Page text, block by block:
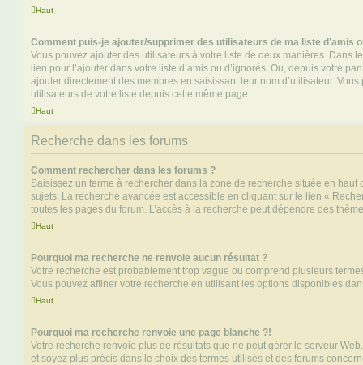
Haut
Comment puis-je ajouter/supprimer des utilisateurs de ma liste d’amis
Vous pouvez ajouter des utilisateurs à votre liste de deux manières. Dans
lien pour l’ajouter dans votre liste d’amis ou d’ignorés. Ou, depuis votre
ajouter directement des membres en saisissant leur nom d’utilisateur.
utilisateurs de votre liste depuis cette même page.
Haut
Recherche dans les forums
Comment rechercher dans les forums ?
Saisissez un terme à rechercher dans la zone de recherche située en haut
sujets. La recherche avancée est accessible en cliquant sur le lien «
toutes les pages du forum. L’accès à la recherche peut dépendre des
Haut
Pourquoi ma recherche ne renvoie aucun résultat ?
Votre recherche est probablement trop vague ou comprend plusieurs
Vous pouvez affiner votre recherche en utilisant les options disponibles
Haut
Pourquoi ma recherche renvoie une page blanche ?!
Votre recherche renvoie plus de résultats que ne peut gérer le serveur
et soyez plus précis dans le choix des termes utilisés et des forums